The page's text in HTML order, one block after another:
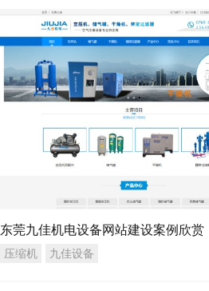
东莞九佳机电设备网站建设案例欣赏
压缩机 九佳设备